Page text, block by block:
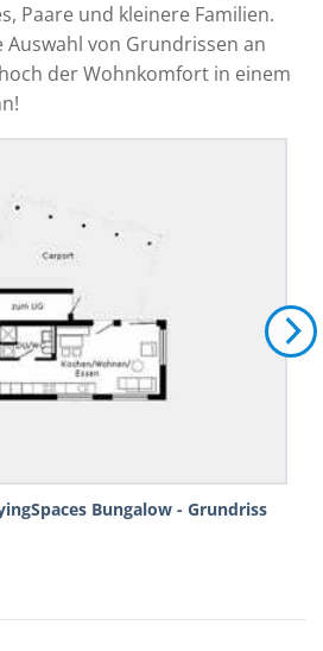
Paare und kleinere Familien.
Auswahl von Grundrissen an
der Wohnkomfort in einem
Bungalow - Grundriss